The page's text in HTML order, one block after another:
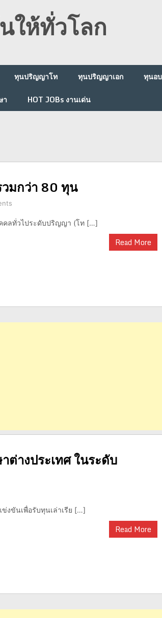
ให้ทั่วโลก
ทุนปริญญาโท ทุนปริญญาเอก ทุนอ
า HOT JOBs งานเด่น
มกว่า 80 ทุน
คลทั่วไประดับปริญญา (โท […]
Read More
างประเทศ ในระดับ
งขันเพื่อรับทุนเล่าเรีย […]
Read More